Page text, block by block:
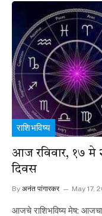
राशिभविष्य
आज रविवार, १७
दिवस
By अनंत पांगारकर May 17,
आजचे राशिभविष्य मेष: